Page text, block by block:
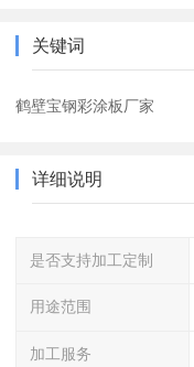
关键词
鹤壁宝钢彩涂板厂家
详细说明
是否支持加工定制
用途范围
加工服务